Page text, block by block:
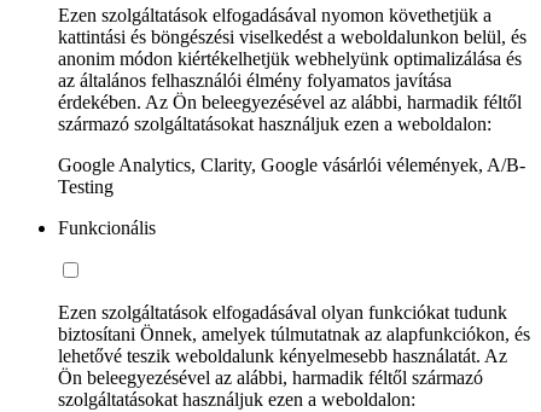
Ezen szolgáltatások elfogadásával nyomon követhetjük a
kattintási és böngészési viselkedést a weboldalunkon belül, és
anonim módon kiértékelhetjük webhelyünk optimalizálása és
az általános felhasználói élmény folyamatos javítása
érdekében. Az Ön beleegyezésével az alábbi, harmadik féltől
származó szolgáltatásokat használjuk ezen a weboldalon:
Google Analytics, Clarity, Google vásárlói vélemények, A/B-
Testing
Funkcionális
Ezen szolgáltatások elfogadásával olyan funkciókat tudunk
biztosítani Önnek, amelyek túlmutatnak az alapfunkciókon, és
lehetővé teszik weboldalunk kényelmesebb használatát. Az
Ön beleegyezésével az alábbi, harmadik féltől származó
szolgáltatásokat használjuk ezen a weboldalon: